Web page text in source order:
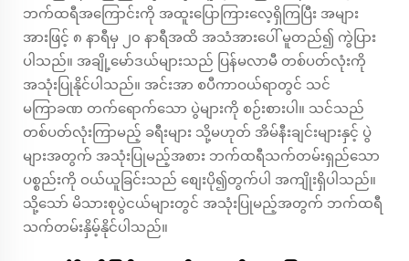
ဘက်ထရီအကြောင်းကို အထူးပြောကြားလေ့ရှိကြပြီး အများ
အားဖြင့် ၈ နာရီမှ ၂၀ နာရီအထိ အသံအားပေါ် မူတည်၍ ကွဲပြား
ပါသည်။ အချို့မော်ဒယ်များသည် ပြန်မလာမီ တစ်ပတ်လုံးကို
အသုံးပြုနိုင်ပါသည်။ အင်းအာ စပီကာဝယ်ရာတွင် သင်
မကြာခဏ တက်ရောက်သော ပွဲများကို စဉ်းစားပါ။ သင်သည်
တစ်ပတ်လုံးကြာမည့် ခရီးများ သို့မဟုတ် အိမ်နီးချင်းများနှင့် ပွဲ
များအတွက် အသုံးပြုမည့်အစား ဘက်ထရီသက်တမ်းရှည်သော
ပစ္စည်းကို ဝယ်ယူခြင်းသည် စျေးပို၍တွက်ပါ အကျိုးရှိပါသည်။
သို့သော် မိသားစုပွဲငယ်များတွင် အသုံးပြုမည့်အတွက် ဘက်ထရီ
သက်တမ်းနှိမ့်နိုင်ပါသည်။